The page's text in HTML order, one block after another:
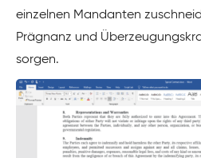
einzelnen Mandanten
Prägnanz und
sorgen.